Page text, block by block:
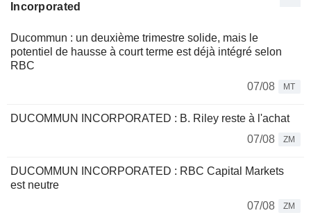
Incorporated
Ducommun : un deuxième trimestre solide, mais le
potentiel de hausse à court terme est déjà intégré selon
RBC
07/08
MT
DUCOMMUN INCORPORATED : B. Riley reste à l'achat
07/08
ZM
DUCOMMUN INCORPORATED : RBC Capital Markets
est neutre
07/08
ZM